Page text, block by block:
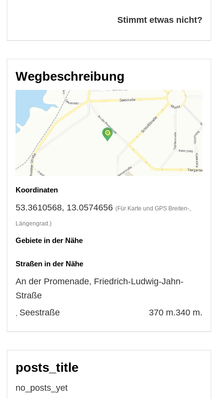
Stimmt etwas nicht?
Wegbeschreibung
Koordinaten
53.3610568, 13.0574656 (Für Karte und GPS Breiten-,
Längengrad.)
Gebiete in der Nähe
Straßen in der Nähe
An der Promenade, Friedrich-Ludwig-Jahn-
Straße
340 m.
Seestraße 370 m.
posts_title
no_posts_yet